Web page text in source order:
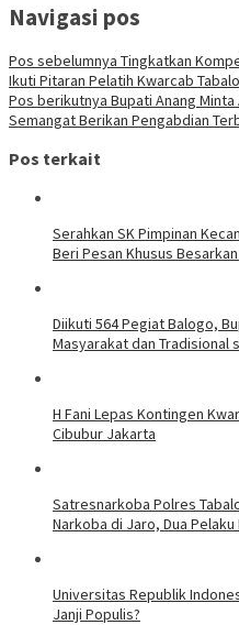
Navigasi pos
Pos sebelumnya Tingkatkan
Ikuti Pitaran Pelatih Kwarcab
Pos berikutnya Bupati Anang Minta
Semangat Berikan Pengabdian
Pos terkait
Serahkan SK Pimpinan
Beri Pesan Khusus
Diikuti 564 Pegiat Balogo,
Masyarakat dan Tradisional
H Fani Lepas Kontingen
Cibubur Jakarta
Satresnarkoba Polres
Narkoba di Jaro, Dua Pelaku
Universitas Republik
Janji Populis?